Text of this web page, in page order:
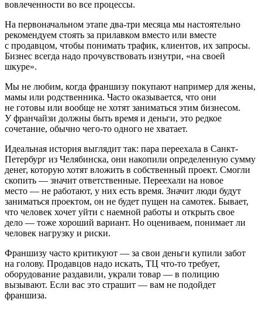
вовлеченности во все процессы.
На первоначальном этапе два-три месяца мы настоятельно
рекомендуем стоять за прилавком вместо или вместе
с продавцом, чтобы понимать трафик, клиентов, их запросы.
Бизнес всегда надо прочувствовать изнутри, «на своей
шкуре».
Мы не любим, когда франшизу покупают например для жены,
мамы или родственника. Часто оказывается, что они
не готовы или вообще не хотят заниматься этим бизнесом.
У франчайзи должны быть время и деньги, это редкое
сочетание, обычно чего-то одного не хватает.
Идеальная история выглядит так: пара переехала в Санкт-
Петербург из Челябинска, они накопили определенную сумму
денег, которую хотят вложить в собственный проект. Смогли
скопить — значит ответственные. Переехали на новое
место — не работают, у них есть время. Значит люди будут
заниматься проектом, он не будет пущен на самотек. Бывает,
что человек хочет уйти с наемной работы и открыть свое
дело — тоже хороший вариант. Но оцениваем, понимает ли
человек нагрузку и риски.
Франшизу часто критикуют — за свои деньги купили забот
на голову. Продавцов надо искать, ТЦ что-то требует,
оборудование раздавили, украли товар — в полицию
вызывают. Если вас это страшит — вам не подойдет
франшиза.